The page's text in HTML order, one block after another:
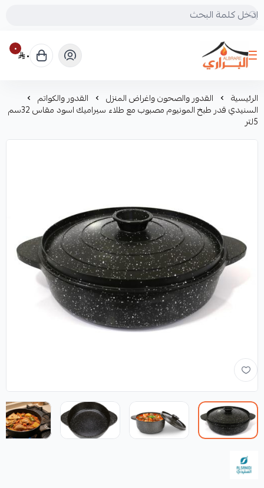
البراري للرحلات
٠ ٠
الرئيسية القدور والصحون واغراض المنزل القدور والكواتم
السنيدي قدر طبخ المونيوم مصبوب مع طلاء سيراميك اسود مقاس 32سم
5لتر